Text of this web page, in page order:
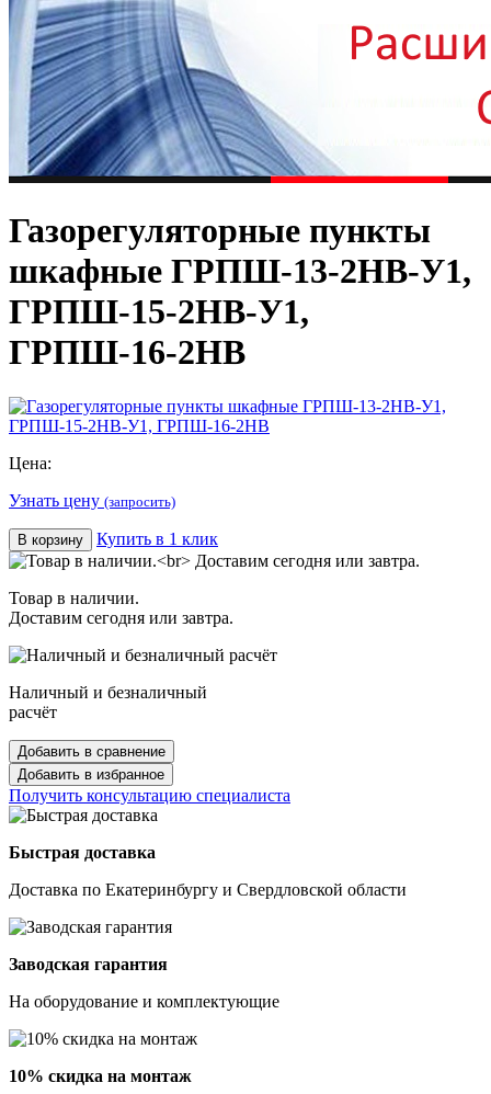
Газорегуляторные пункты
шкафные ГРПШ-13-2НВ-У1,
ГРПШ-15-2НВ-У1,
ГРПШ-16-2НВ
Цена:
Узнать цену (запросить)
В корзину Купить в 1 клик
Товар в наличии.
Доставим сегодня или завтра.
Наличный и безналичный
расчёт
Добавить в сравнение
Добавить в избранное
Получить консультацию специалиста
Быстрая доставка
Доставка по Екатеринбургу и Свердловской области
Заводская гарантия
На оборудование и комплектующие
10% скидка на монтаж